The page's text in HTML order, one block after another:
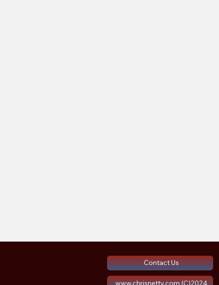
Contact Us
www.chrisnettv.com (C)2024